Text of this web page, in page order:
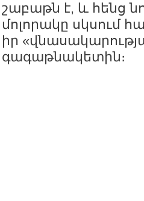
շաբաթն է, և հենց
մոլորակը սկսում
իր
գագաթնակետին։